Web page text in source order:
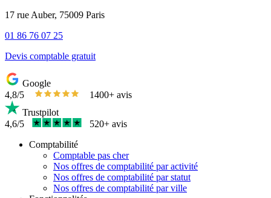
17 rue Auber, 75009 Paris
01 86 76 07 25
Devis comptable gratuit
Google
4,8/5
1400+ avis
Trustpilot
4,6/5
520+ avis
Comptabilité
Comptable pas cher
Nos offres de comptabilité par activité
Nos offres de comptabilité par statut
Nos offres de comptabilité par ville